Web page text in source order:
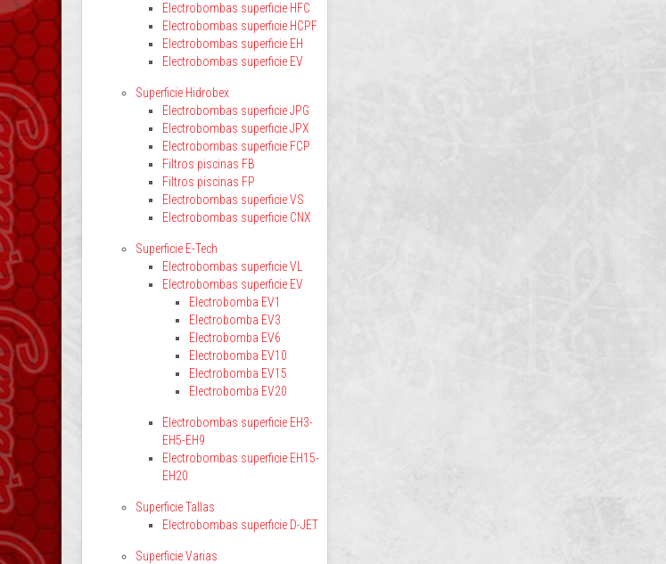
Electrobombas superficie HFC
Electrobombas superficie HCPF
Electrobombas superficie EH
Electrobombas superficie EV
Superficie Hidrobex
Electrobombas superficie JPG
Electrobombas superficie JPX
Electrobombas superficie FCP
Filtros piscinas FB
Filtros piscinas FP
Electrobombas superficie VS
Electrobombas superficie CNX
Superficie E-Tech
Electrobombas superficie VL
Electrobombas superficie EV
Electrobomba EV1
Electrobomba EV3
Electrobomba EV6
Electrobomba EV10
Electrobomba EV15
Electrobomba EV20
Electrobombas superficie EH3-
EH5-EH9
Electrobombas superficie EH15-
EH20
Superficie Tallas
Electrobombas superficie D-JET
Superficie Varias